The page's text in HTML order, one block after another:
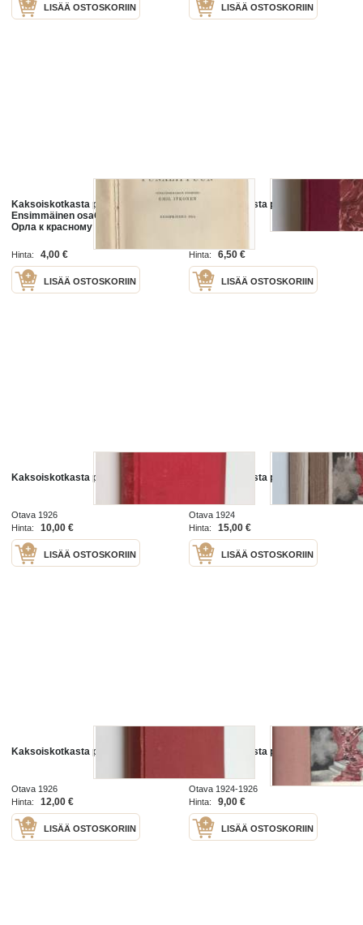
LISÄÄ OSTOSKORIIN LISÄÄ OSTOSKORIIN
Kaksoiskotkasta punalippuun.
Ensimmäinen osaОт Двуглавого
Орла к красному
Itkonen, Emil, kääntäjäOtava
[1924]
Hinta: 4,00 €
LISÄÄ OSTOSKORIIN
Kaksoiskotkasta punalippuun
Hinta:
6,50 €
LISÄÄ OSTOSKORIIN
Kaksoiskotkasta punalippuun 3
Otava 1926
Hinta:
10,00 €
LISÄÄ OSTOSKORIIN
Kaksoiskotkasta punalippuun 1-2
Otava 1924
Hinta:
15,00 €
LISÄÄ OSTOSKORIIN
Kaksoiskotkasta punalippuun 3
Otava 1926
Hinta:
12,00 €
LISÄÄ OSTOSKORIIN
Kaksoiskotkasta punalippuun 1-3
Otava 1924-1926
Hinta:
9,00 €
LISÄÄ OSTOSKORIIN